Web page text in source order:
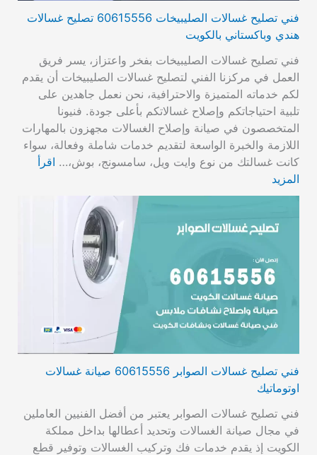
فني تصليح غسالات الصليبيخات 60615556 تصليح غسالات
هندي وباكستاني بالكويت
فني تصليح غسالات الصليبيخات بفخر واعتزاز، يسر فريق
العمل في مركزنا الفني لتصليح غسالات الصليبيخات أن يقدم
لكم خدماته المتميزة والاحترافية، نحن نعمل جاهدين على
تلبية احتياجاتكم وإصلاح غسالاتكم بأعلى جودة. فنيونا
المتخصصون في صيانة وإصلاح الغسالات مجهزون بالمهارات
اللازمة والخبرة الواسعة لتقديم خدمات شاملة وفعالة، سواء
كانت غسالتك من نوع وايت ويل، سامسونج، بوش،… اقرأ
المزيد
فني تصليح غسالات الصوابر 60615556 صيانة غسالات
اوتوماتيك
فني تصليح غسالات الصوابر يعتبر من أفضل الفنيين العاملين
في مجال صيانة الغسالات وتحديد أعطالها بداخل مملكة
الكويت إذ يقدم خدمات فك وتركيب الغسالات وتوفير قطع